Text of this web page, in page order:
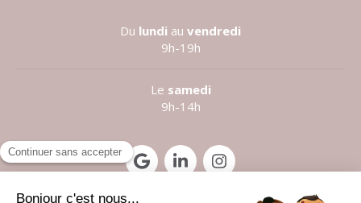
Du lundi au vendredi
9h-19h
Le samedi
9h-14h